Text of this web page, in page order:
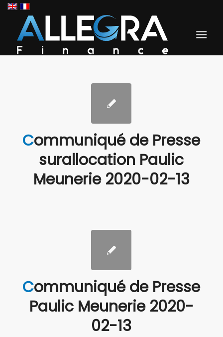
Communiqué de Presse
surallocation Paulic
Meunerie 2020-02-13
Communiqué de Presse
Paulic Meunerie 2020-
02-13